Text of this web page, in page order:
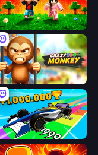
The Lava Tsunami
Crazy Zoo Monkey
Obby Car Challenge: Drive